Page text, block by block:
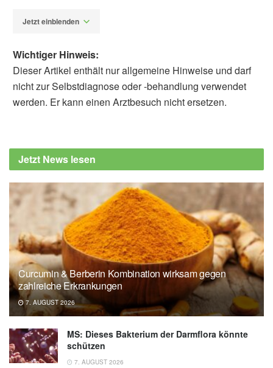
Jetzt einblenden
Ansteckungsgefahr liegt in der Luft (Abruf:
20.05.2020)
Bundeszentrale für gesundheitliche
Aufklärung (BZgA): Coronavirus: Ansteckung
und Übertragung, (Abruf: 20.05.2020),
infektionsschutz.de
Wichtiger Hinweis:
Dieser Artikel enthält nur allgemeine Hinweise und darf
nicht zur Selbstdiagnose oder -behandlung verwendet
werden. Er kann einen Arztbesuch nicht ersetzen.
Jetzt News lesen
Curcumin & Berberin Kombination wirksam gegen
zahlreiche Erkrankungen
7. AUGUST 2026
MS: Dieses Bakterium der Darmflora könnte
schützen
7. AUGUST 2026